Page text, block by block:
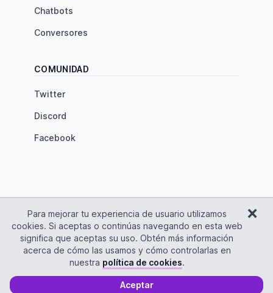
Para mejorar tu experiencia de usuario utilizamos
cookies. Si aceptas o continúas navegando en esta web
significa que aceptas su uso. Obtén más información
acerca de cómo las usamos y cómo controlarlas en
nuestra política de cookies.
Aceptar
×
Chatbots
Conversores
COMUNIDAD
Twitter
Discord
Facebook
Inicio de Tutorial MARDOWN
Creado con mucho ❤️ porEdu Lázaro
2026 Kenodo Ltd.
⚠️ No hagas